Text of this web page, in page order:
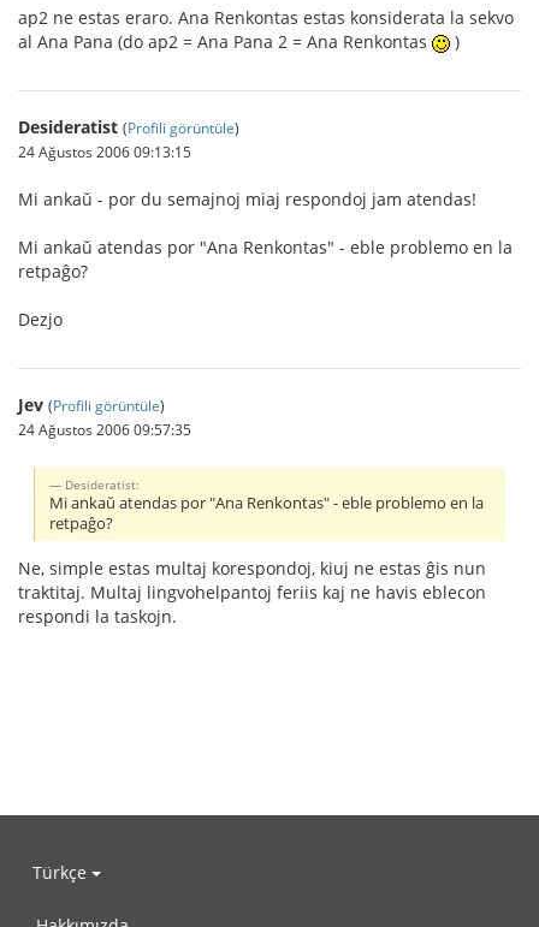
ap2 ne estas eraro. Ana Renkontas estas konsiderata la sekvo
al Ana Pana (do ap2 = Ana Pana 2 = Ana Renkontas
)
Desideratist (Profili görüntüle)
24 Ağustos 2006 09:13:15
Mi ankaŭ - por du semajnoj miaj respondoj jam atendas!
Mi ankaŭ atendas por "Ana Renkontas" - eble problemo en la
retpaĝo?
Dezjo
Jev (Profili görüntüle)
24 Ağustos 2006 09:57:35
Desideratist:
Mi ankaŭ atendas por "Ana Renkontas" - eble problemo en la
retpaĝo?
Ne, simple estas multaj korespondoj, kiuj ne estas ĝis nun
traktitaj. Multaj lingvohelpantoj feriis kaj ne havis eblecon
respondi la taskojn.
Türkçe